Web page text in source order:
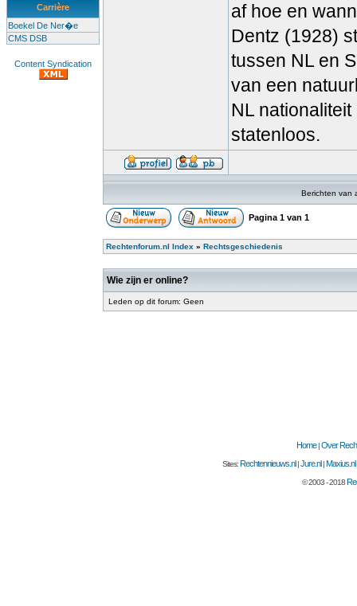
Carrière
Boekel De Ner�e
CMS DSB
Content Syndication
af hoe en
Dentz (1928)
tussen NL en
van een
NL
statenloos.
Berichten van
Pagina 1 van 1
Rechtenforum.nl Index » Rechtsgeschiedenis
Wie zijn er online?
Leden op dit forum: Geen
Home|Over
Sites:Rechtennieuws.nl |Jure.nl |Maxius.nl
© 2003 - 2018